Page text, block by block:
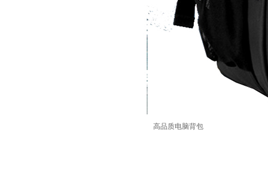
高品质电脑背包